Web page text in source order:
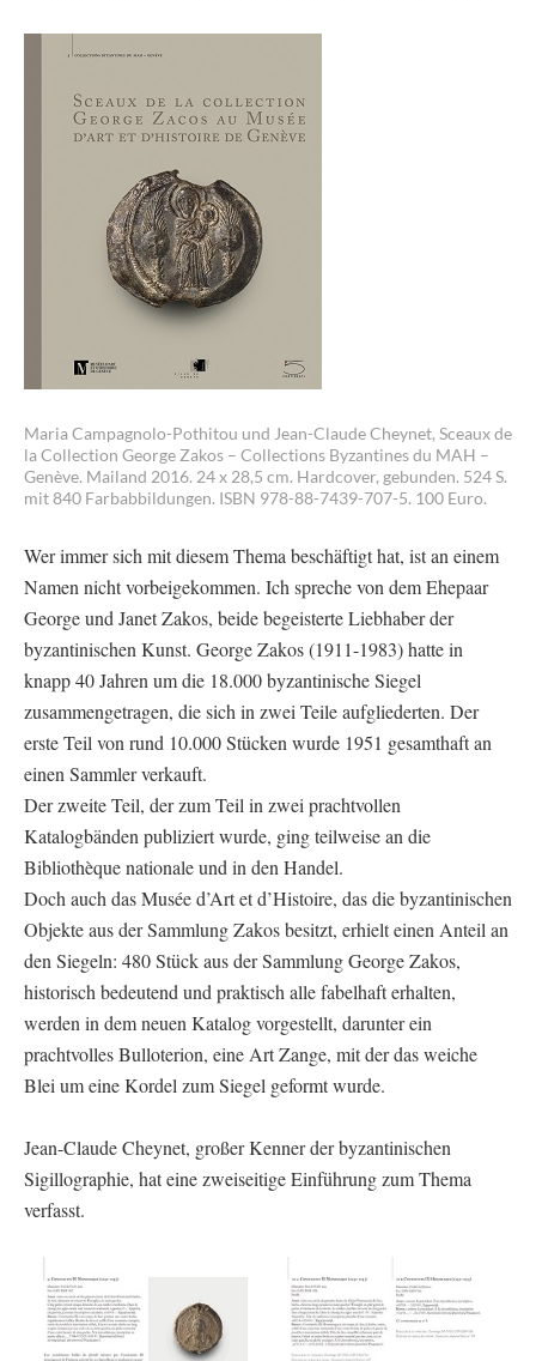
Maria Campagnolo-Pothitou und Jean-Claude Cheynet, Sceaux de
la Collection George Zakos – Collections Byzantines du MAH –
Genève. Mailand 2016. 24 x 28,5 cm. Hardcover, gebunden. 524 S.
mit 840 Farbabbildungen. ISBN 978-88-7439-707-5. 100 Euro.
Wer immer sich mit diesem Thema beschäftigt hat, ist an einem
Namen nicht vorbeigekommen. Ich spreche von dem Ehepaar
George und Janet Zakos, beide begeisterte Liebhaber der
byzantinischen Kunst. George Zakos (1911-1983) hatte in
knapp 40 Jahren um die 18.000 byzantinische Siegel
zusammengetragen, die sich in zwei Teile aufgliederten. Der
erste Teil von rund 10.000 Stücken wurde 1951 gesamthaft an
einen Sammler verkauft.
Der zweite Teil, der zum Teil in zwei prachtvollen
Katalogbänden publiziert wurde, ging teilweise an die
Bibliothèque nationale und in den Handel.
Doch auch das Musée d’Art et d’Histoire, das die byzantinischen
Objekte aus der Sammlung Zakos besitzt, erhielt einen Anteil an
den Siegeln: 480 Stück aus der Sammlung George Zakos,
historisch bedeutend und praktisch alle fabelhaft erhalten,
werden in dem neuen Katalog vorgestellt, darunter ein
prachtvolles Bulloterion, eine Art Zange, mit der das weiche
Blei um eine Kordel zum Siegel geformt wurde.
Jean-Claude Cheynet, großer Kenner der byzantinischen
Sigillographie, hat eine zweiseitige Einführung zum Thema
verfasst.